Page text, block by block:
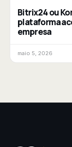
Bitrix24 ou
plataforma
empresa
maio 5, 2026